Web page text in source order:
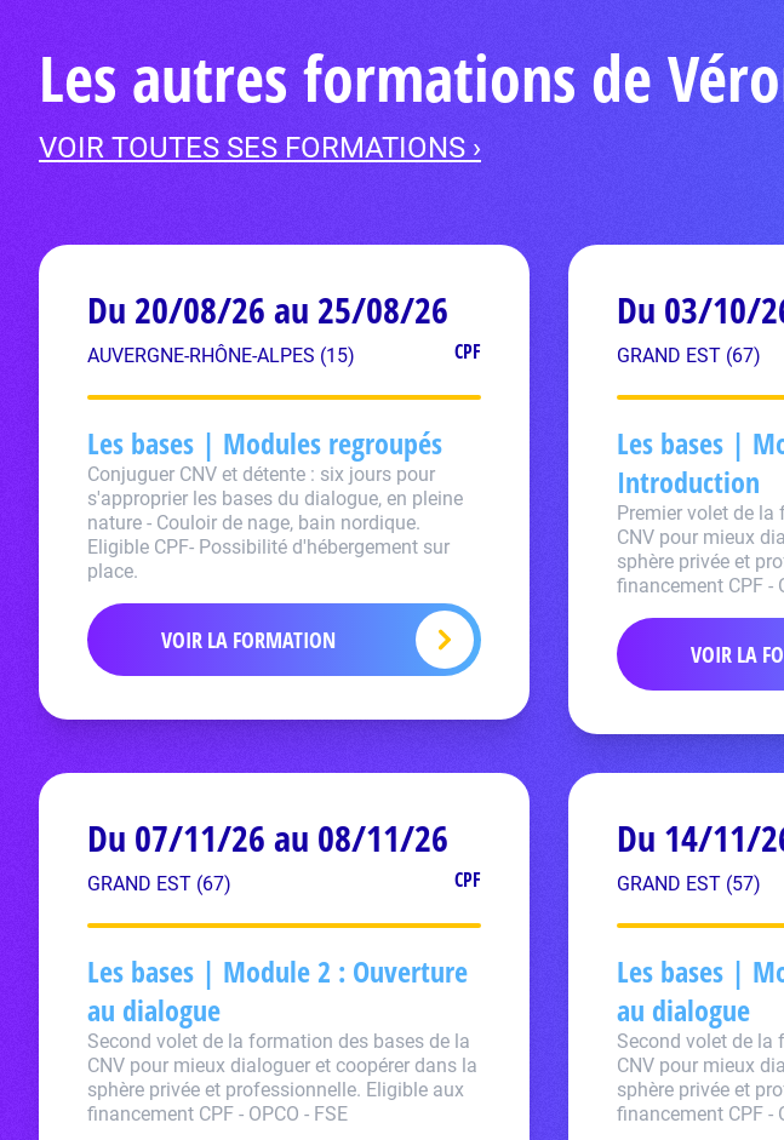
Les autres formations de
VOIR TOUTES SES FORMATIONS ›
Du 20/08/26 au 25/08/26
AUVERGNE-RHÔNE-ALPES (15) CPF
Les bases | Modules regroupés
Conjuguer CNV et détente : six jours pour
s'approprier les bases du dialogue, en pleine
nature - Couloir de nage, bain nordique.
Eligible CPF- Possibilité d'hébergement sur
place.
VOIR LA FORMATION
Du 03/10/
GRAND EST (67)
Les bases |
Introduction
Premier volet de la
CNV pour mieux
sphère privée et
financement CPF -
VOIR LA
Du 07/11/26 au 08/11/26
GRAND EST (67) CPF
Les bases | Module 2 : Ouverture
au dialogue
Second volet de la formation des bases de la
CNV pour mieux dialoguer et coopérer dans la
sphère privée et professionnelle. Eligible aux
financement CPF - OPCO - FSE
Du 14/11/
GRAND EST (57)
Les bases |
au dialogue
Second volet de la
CNV pour mieux
sphère privée et
financement CPF -